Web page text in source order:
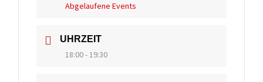
Abgelaufene Events
UHRZEIT
18:00 - 19:30